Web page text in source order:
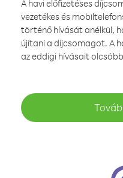
A havi előfizetéses
vezetékes és
történő hívását anélkül,
újítani a díjcsomagot. A
az eddigi hívásait